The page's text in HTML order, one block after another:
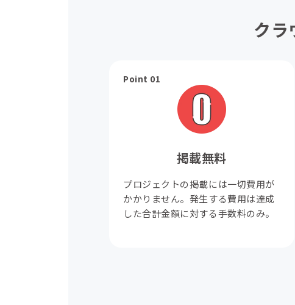
クラ
Point 01
掲載無料
プロジェクトの掲載には一切費用が
かかりません。発生する費用は達成
した合計金額に対する手数料のみ。